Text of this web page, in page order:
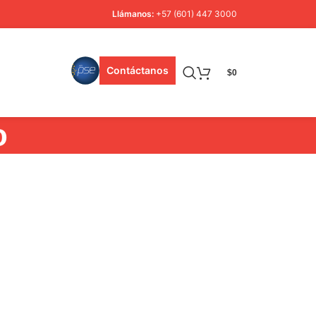
Llámanos: +57 (601) 447 3000
Contáctanos $0